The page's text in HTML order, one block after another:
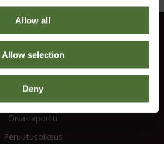
Allow all
Allow selection
Deny
Asiakaspalvelu
Ehdot
Oiva-raportti
Peruutusoikeus